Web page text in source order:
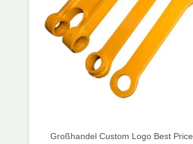
Großhandel Custom Logo Best Price